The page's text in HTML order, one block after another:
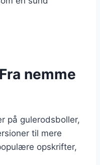
nemme
på gulerodsboller,
til mere
opskrifter,